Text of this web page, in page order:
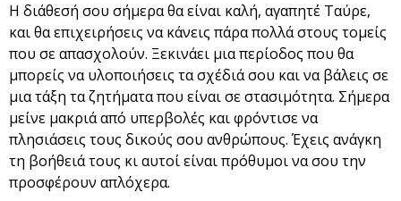
Η διάθεσή σου σήμερα θα είναι καλή, αγαπητέ Ταύρε,
και θα επιχειρήσεις να κάνεις πάρα πολλά στους τομείς
που σε απασχολούν. Ξεκινάει μια περίοδος που θα
μπορείς να υλοποιήσεις τα σχέδιά σου και να βάλεις σε
μια τάξη τα ζητήματα που είναι σε στασιμότητα. Σήμερα
μείνε μακριά από υπερβολές και φρόντισε να
πλησιάσεις τους δικούς σου ανθρώπους. Έχεις ανάγκη
τη βοήθειά τους κι αυτοί είναι πρόθυμοι να σου την
προσφέρουν απλόχερα.